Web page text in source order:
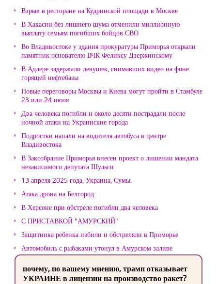
Взрыв в ресторане на Кудринской площади в Москве
В Хакасии без лишнего шума отменили миллионную
выплату семьям погибших бойцов СВО
Во Владивостоке у здания прокуратуры Приморья открыли
памятник основателю ВЧК Феликсу Дзержинскому
В Адлере задержали девушек, снимавших видео на фоне
горящей нефтебазы
Новые переговоры Москвы и Киева могут пройти в Стамбуле
23 или 24 июля
Два человека погибли и около десяти пострадали после
ночной атаки на Украинские города
Подростки напали на водителя автобуса в центре
Владивостока
В Заксобрание Приморья внесен проект о лишении мандата
независимого депутата Шульги
13 апреля 2025 года, Украина, Сумы.
Атака дрона на Белгород
В Херсоне при обстреле погибли два человека
С ПРИСТАВКОЙ "АМУРСКИЙ"
Защитника ребенка избили и обстреляли в Приморье
Автомобиль с рыбаками утонул в Амурском заливе
почему, по вашему мнению, трамп отказывает
УКРАИНЕ в лицензии на производство ракет?